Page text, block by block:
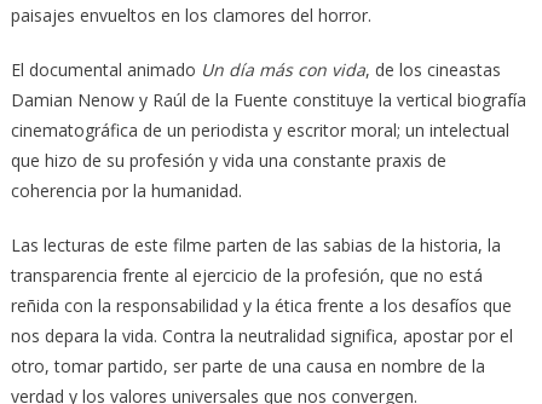
paisajes envueltos en los clamores del horror.
El documental animado Un día más con vida, de los cineastas
Damian Nenow y Raúl de la Fuente constituye la vertical biografía
cinematográfica de un periodista y escritor moral; un intelectual
que hizo de su profesión y vida una constante praxis de
coherencia por la humanidad.
Las lecturas de este filme parten de las sabias de la historia, la
transparencia frente al ejercicio de la profesión, que no está
reñida con la responsabilidad y la ética frente a los desafíos que
nos depara la vida. Contra la neutralidad significa, apostar por el
otro, tomar partido, ser parte de una causa en nombre de la
verdad y los valores universales que nos convergen.